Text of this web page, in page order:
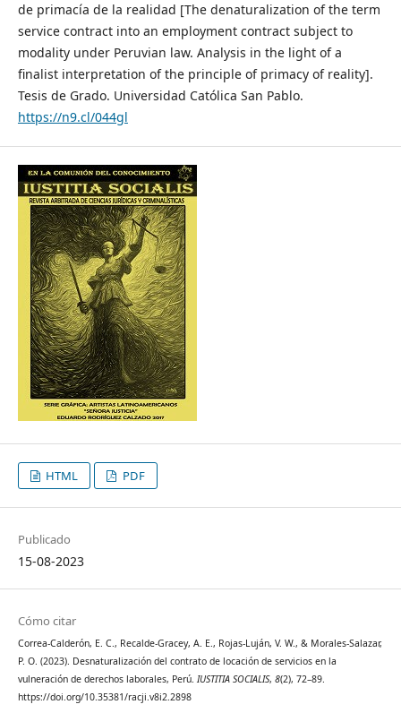
de primacía de la realidad [The denaturalization of the term
service contract into an employment contract subject to
modality under Peruvian law. Analysis in the light of a
finalist interpretation of the principle of primacy of reality].
Tesis de Grado. Universidad Católica San Pablo.
https://n9.cl/044gl
HTML PDF
Publicado
15-08-2023
Cómo citar
Correa-Calderón, E. C., Recalde-Gracey, A. E., Rojas-Luján, V. W., & Morales-Salazar,
P. O. (2023). Desnaturalización del contrato de locación de servicios en la
vulneración de derechos laborales, Perú. IUSTITIA SOCIALIS, 8(2), 72–89.
https://doi.org/10.35381/racji.v8i2.2898